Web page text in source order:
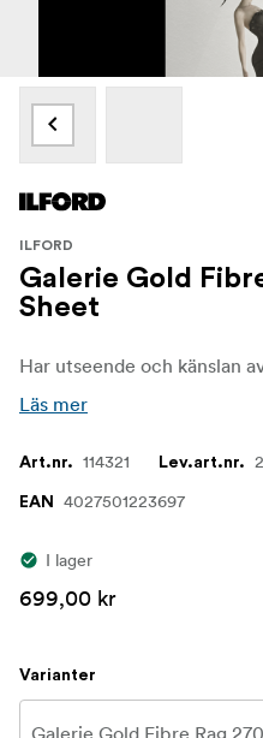
ILFORD
Galerie Gold
Sheet
Läs mer
Art.nr. 114321 Lev.art.nr.
EAN 4027501223697
I lager
699,00 kr
Varianter